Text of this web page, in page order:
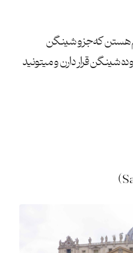
هم هستن که جزو شینگن
شینگن قرار دارن و میتونید